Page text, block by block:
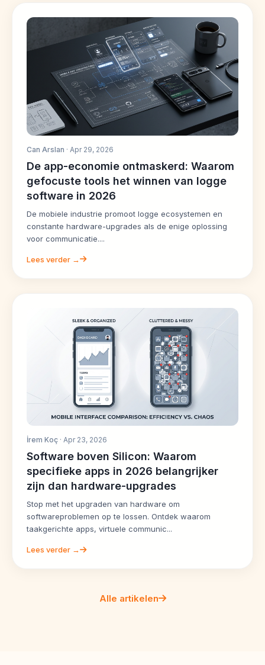
Can Arslan · Apr 29, 2026
De app-economie ontmaskerd: Waarom
gefocuste tools het winnen van logge
software in 2026
De mobiele industrie promoot logge ecosystemen en
constante hardware-upgrades als de enige oplossing
voor communicatie....
Lees verder →
İrem Koç · Apr 23, 2026
Software boven Silicon: Waarom
specifieke apps in 2026 belangrijker
zijn dan hardware-upgrades
Stop met het upgraden van hardware om
softwareproblemen op te lossen. Ontdek waarom
taakgerichte apps, virtuele communic...
Lees verder →
Alle artikelen